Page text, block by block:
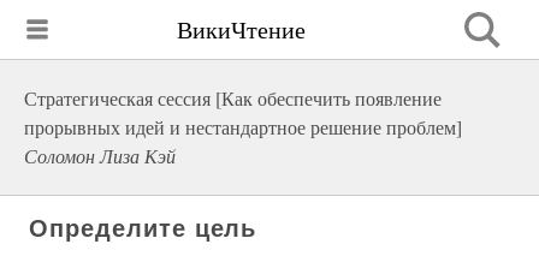
ВикиЧтение
Стратегическая сессия [Как обеспечить появление
прорывных идей и нестандартное решение проблем]
Соломон Лиза Кэй
Определите цель